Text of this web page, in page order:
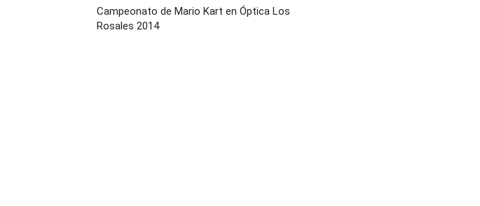
Campeonato de Mario Kart en Óptica Los
Rosales 2014